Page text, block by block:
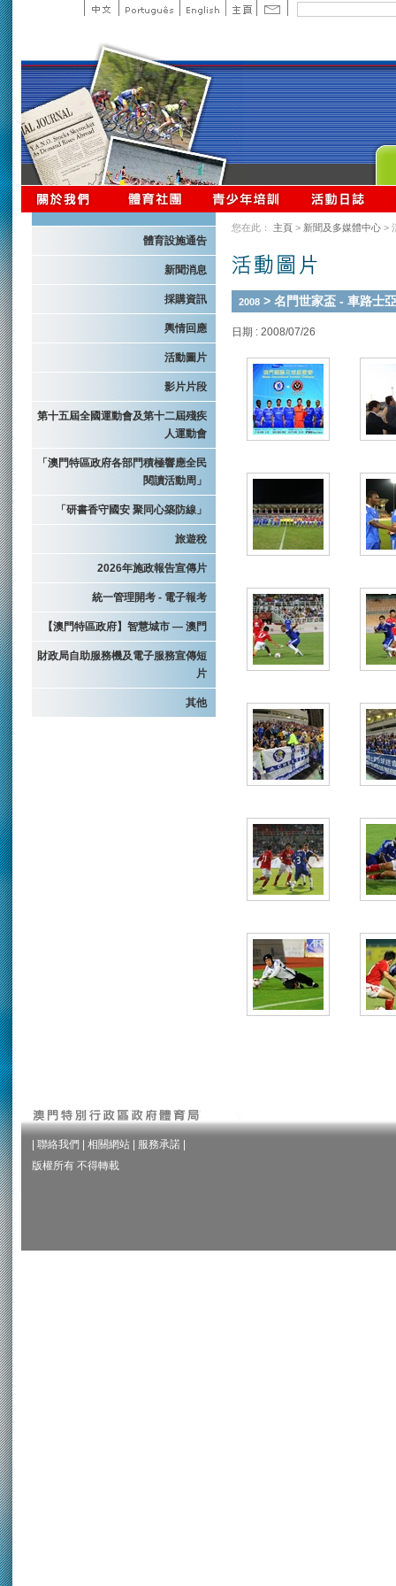
體育設施通告
新聞消息
採購資訊
輿情回應
活動圖片
影片片段
第十五屆全國運動會及第十二屆殘疾
人運動會
「澳門特區政府各部門積極響應全民
閱讀活動周」
「研書香守國安 聚同心築防線」
旅遊稅
2026年施政報告宣傳片
統一管理開考 - 電子報考
【澳門特區政府】智慧城市 — 澳門
財政局自助服務機及電子服務宣傳短
片
其他
您在此： 主頁 > 新聞及多媒體中心 >
2008 > 名門世家盃 - 車路士
日期 : 2008/07/26
聯絡我們 相關網站 服務承諾
版權所有 不得轉載